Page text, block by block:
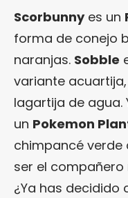
Scorbunnyes un
forma de conejo
naranjas. Sobble
variante
lagartija de agua.
un Pokemon
chimpancé verde
ser el
¿Ya has decidido